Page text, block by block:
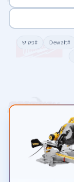
#Dewalt
#פטיש